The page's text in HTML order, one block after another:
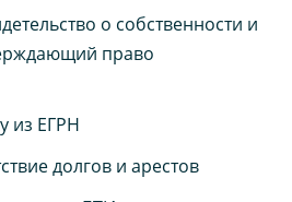
о собственности и
право
из ЕГРН
долгов и арестов